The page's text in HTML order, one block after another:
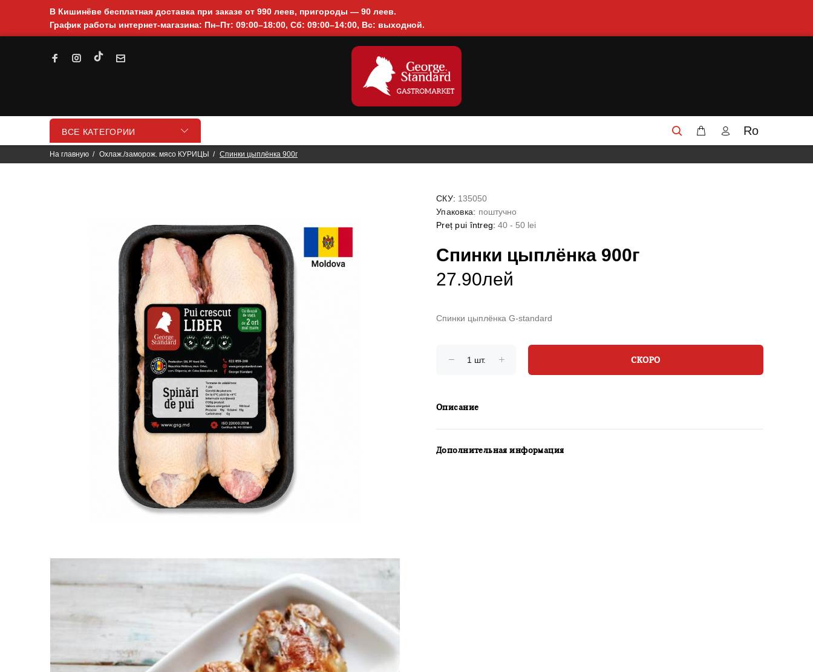
В Кишинёве бесплатная доставка при заказе от 990 леев, пригороды — 90 леев.
График работы интернет-магазина: Пн–Пт: 09:00–18:00, Сб: 09:00–14:00, Вс: выходной.
ВСЕ КАТЕГОРИИ Ro
На главную Охлаж./заморож. мясо КУРИЦЫ Спинки цыплёнка 900г
СКУ: 135050
Упаковка: поштучно
Preț pui întreg: 40 - 50 lei
Спинки цыплёнка 900г
27.90лей
Спинки цыплёнка G-standard
СКОРО
Описание
Дополнительная информация